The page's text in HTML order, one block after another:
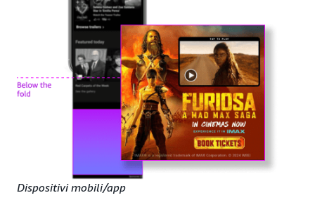
Dispositivi mobili/app